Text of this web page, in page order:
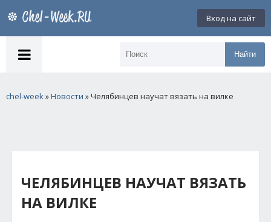
Вход на сайт
Найти
chel-week»Новости » Челябинцев научат вязать на вилке
ЧЕЛЯБИНЦЕВ НАУЧАТ ВЯЗАТЬ
НА ВИЛКЕ